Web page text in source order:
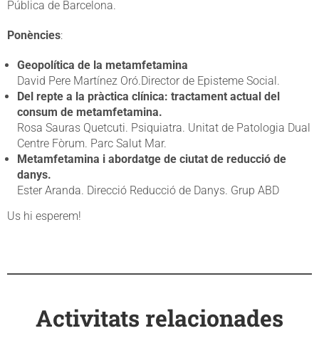
Pública de Barcelona.
Ponències:
Geopolítica de la metamfetamina
David Pere Martínez Oró.Director de Episteme Social.
Del repte a la pràctica clínica: tractament actual del
consum de metamfetamina.
Rosa Sauras Quetcuti. Psiquiatra. Unitat de Patologia Dual
Centre Fòrum. Parc Salut Mar.
Metamfetamina i abordatge de ciutat de reducció de
danys.
Ester Aranda. Direcció Reducció de Danys. Grup ABD
Us hi esperem!
Activitats relacionades